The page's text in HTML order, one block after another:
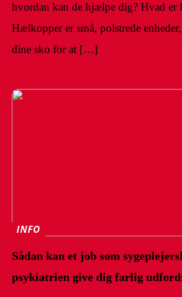
hvordan kan de hjælpe dig? Hvad er
Hælkopper er små, polstrede
dine sko for at […]
INFO
Sådan kan et job som
psykiatrien give dig farlig